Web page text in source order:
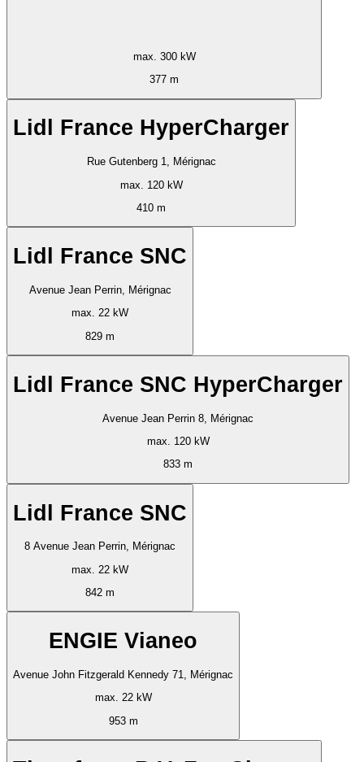
max. 300 kW
377 m
Lidl France HyperCharger
Rue Gutenberg 1, Mérignac
max. 120 kW
410 m
Lidl France SNC
Avenue Jean Perrin, Mérignac
max. 22 kW
829 m
Lidl France SNC HyperCharger
Avenue Jean Perrin 8, Mérignac
max. 120 kW
833 m
Lidl France SNC
8 Avenue Jean Perrin, Mérignac
max. 22 kW
842 m
ENGIE Vianeo
Avenue John Fitzgerald Kennedy 71, Mérignac
max. 22 kW
953 m